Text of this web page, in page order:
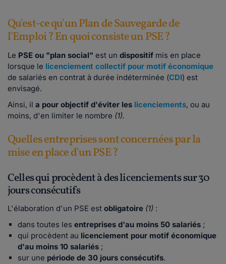
Qu'est-ce qu'un Plan de Sauvegarde de
l'Emploi ? En quoi consiste un PSE ?
Le PSE ou "plan social" est un dispositif mis en place
lorsque le licenciement collectif pour motif économique
de salariés en contrat à durée indéterminée (CDI) est
envisagé.
Ainsi, il a pour objectif d'éviter les licenciements, ou au
moins, d'en limiter le nombre (1).
Quelles entreprises sont concernées par la
mise en place d'un PSE ?
Celles qui procèdent à des licenciements sur 30
jours consécutifs
L'élaboration d'un PSE est obligatoire (1) :
dans toutes les entreprises d'au moins 50 salariés ;
qui procèdent au licenciement pour motif économique
d'au moins 10 salariés ;
sur une période de 30 jours consécutifs.